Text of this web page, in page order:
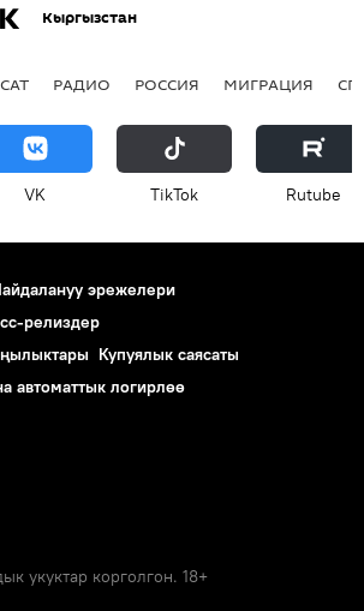
Кыргызстан
РАДИО РОССИЯ МИГРАЦИЯ
VK ТikТоk Rutube
эрежелери
релиздер
Купуялык саясаты
автоматтык логирлөө
укуктар корголгон. 18+